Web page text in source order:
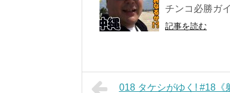
チンコ必勝ガ
記事を読む
018 タケシがゆく! #18《